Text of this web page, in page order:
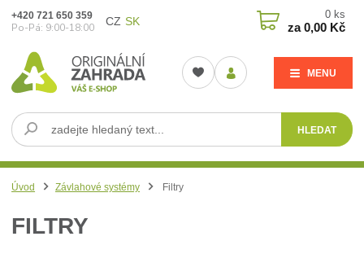
CZ SK
MENU
HLEDAT
+420 721 650 359
Po-Pá: 9:00-18:00
0 ks
za0,00 Kč
Úvod Závlahové systémy Filtry
FILTRY